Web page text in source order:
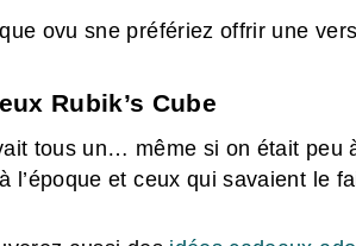
ovu sne préfériez offrir une
Rubik’s Cube
tous un… même si on était peu
l’époque et ceux qui savaient le